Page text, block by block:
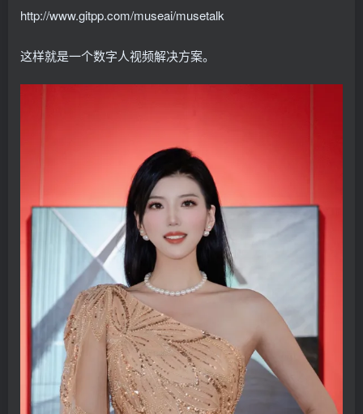
http://www.gitpp.com/museai/musetalk
这样就是一个数字人视频解决方案。